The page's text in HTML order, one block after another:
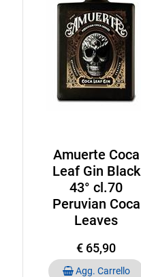
Amuerte Coca
Leaf Gin Black
43° cl.70
Peruvian Coca
Leaves
€ 65,90
Quantità
Agg. Carrello